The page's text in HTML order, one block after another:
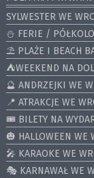
SYLWESTER WE
⛄️ FERIE /
⛱️ PLAŻE I BEACH
⛺️WEEKEND NA
🔮 ANDRZEJKI WE
📍 ATRAKCJE WE
🎟️ BILETY NA
🎃 HALLOWEEN WE
🎤 KARAOKE WE
🎭 KARNAWAŁ WE